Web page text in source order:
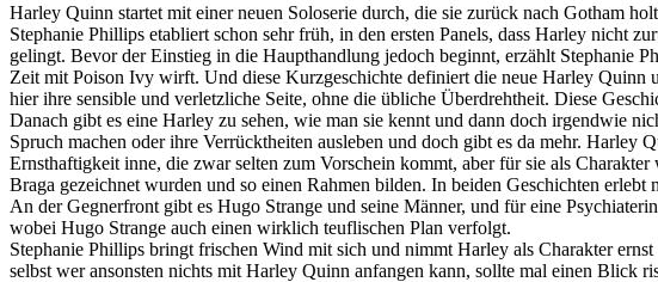
Harley Quinn startet mit einer neuen Soloserie durch, die sie zurück nach Gotham
Stephanie Phillips etabliert schon sehr früh, in den ersten Panels, dass Harley nicht
gelingt. Bevor der Einstieg in die Haupthandlung jedoch beginnt, erzählt
Zeit mit Poison Ivy wirft. Und diese Kurzgeschichte definiert die neue Harley
hier ihre sensible und verletzliche Seite, ohne die übliche Überdrehtheit. Diese
Danach gibt es eine Harley zu sehen, wie man sie kennt und dann doch irgendwie
Spruch machen oder ihre Verrücktheiten ausleben und doch gibt es da mehr.
Ernsthaftigkeit inne, die zwar selten zum Vorschein kommt, aber für sie als
Braga gezeichnet wurden und so einen Rahmen bilden. In beiden Geschichten
An der Gegnerfront gibt es Hugo Strange und seine Männer, und für eine
wobei Hugo Strange auch einen wirklich teuflischen Plan verfolgt.
Stephanie Phillips bringt frischen Wind mit sich und nimmt Harley als Charakter
selbst wer ansonsten nichts mit Harley Quinn anfangen kann, sollte mal einen Blick